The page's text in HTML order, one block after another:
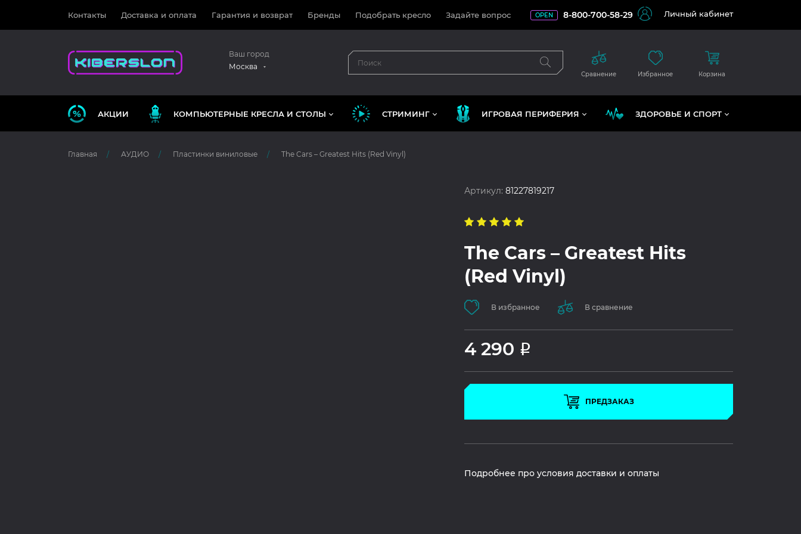
Контакты Доставка и оплата Гарантия и возврат Бренды Подобрать кресло Задайте вопрос OPEN 8-800-700-58-29 Личный кабинет
Ваш город
Москва
Сравнение Избранное Корзина
АКЦИИ КОМПЬЮТЕРНЫЕ КРЕСЛА И СТОЛЫ СТРИМИНГ ИГРОВАЯ ПЕРИФЕРИЯ ЗДОРОВЬЕ И СПОРТ
Главная АУДИО Пластинки виниловые The Cars – Greatest Hits (Red Vinyl)
Артикул:81227819217
The Cars – Greatest Hits
(Red Vinyl)
В избранное В сравнение
4 290 Р
ПРЕДЗАКАЗ
Подробнее про условия доставки и оплаты